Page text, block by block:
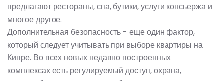
предлагают рестораны, спа, бутики, услуги консьержа и
многое другое.
Дополнительная безопасность - еще один фактор,
который следует учитывать при выборе квартиры на
Кипре. Во всех новых недавно построенных
комплексах есть регулируемый доступ, охрана,